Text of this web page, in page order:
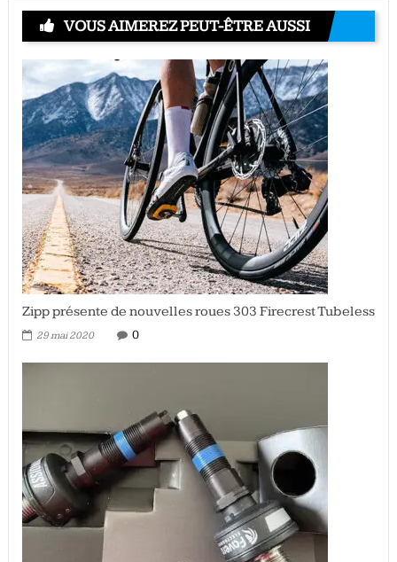
VOUS AIMEREZ PEUT-ÊTRE AUSSI
Zipp présente de nouvelles roues 303 Firecrest Tubeless
29 mai 2020 0